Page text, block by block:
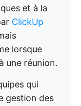
et à la
ClickUp
lorsque
une réunion.
qui
gestion des